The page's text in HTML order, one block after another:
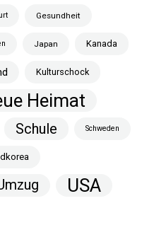
Gesundheit
Japan Kanada
Kulturschock
Heimat
Schule Schweden
USA